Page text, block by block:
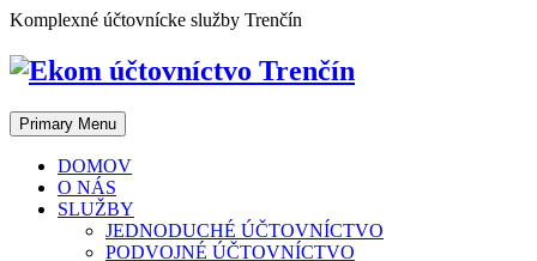
Skip
content
Komplexné účtovnícke služby Trenčín
Primary Menu
DOMOV
O NÁS
SLUŽBY
JEDNODUCHÉ ÚČTOVNÍCTVO
PODVOJNÉ ÚČTOVNÍCTVO